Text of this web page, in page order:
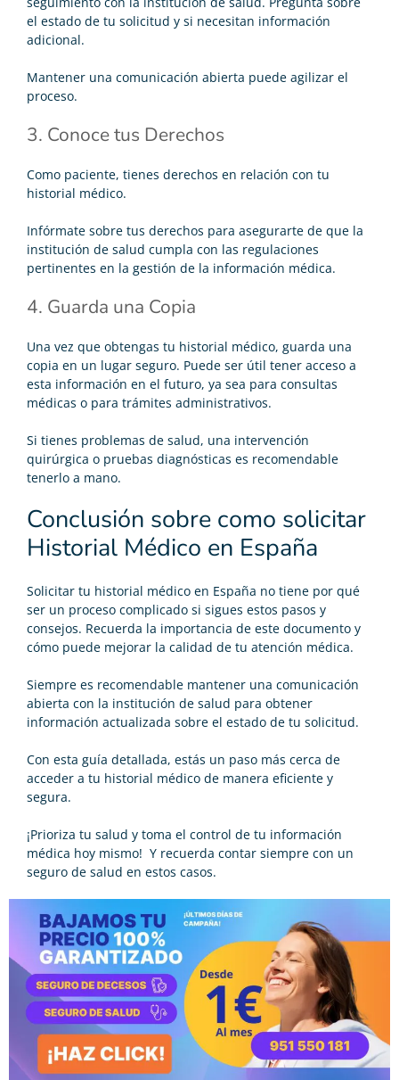
el estado de tu solicitud y si necesitan información
adicional.
Mantener una comunicación abierta puede agilizar el
proceso.
3. Conoce tus Derechos
Como paciente, tienes derechos en relación con tu
historial médico.
Infórmate sobre tus derechos para asegurarte de que la
institución de salud cumpla con las regulaciones
pertinentes en la gestión de la información médica.
4. Guarda una Copia
Una vez que obtengas tu historial médico, guarda una
copia en un lugar seguro. Puede ser útil tener acceso a
esta información en el futuro, ya sea para consultas
médicas o para trámites administrativos.
Si tienes problemas de salud, una intervención
quirúrgica o pruebas diagnósticas es recomendable
tenerlo a mano.
Conclusión sobre como solicitar
Historial Médico en España
Solicitar tu historial médico en España no tiene por qué
ser un proceso complicado si sigues estos pasos y
consejos. Recuerda la importancia de este documento y
cómo puede mejorar la calidad de tu atención médica.
Siempre es recomendable mantener una comunicación
abierta con la institución de salud para obtener
información actualizada sobre el estado de tu solicitud.
Con esta guía detallada, estás un paso más cerca de
acceder a tu historial médico de manera eficiente y
segura.
¡Prioriza tu salud y toma el control de tu información
médica hoy mismo! Y recuerda contar siempre con un
seguro de salud en estos casos.